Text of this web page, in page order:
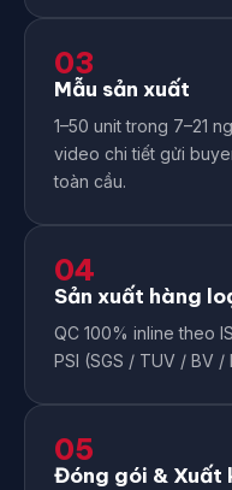
03
Mẫu sản xuất
1–50 unit trong 7–21
video chi tiết gửi
toàn cầu.
04
Sản xuất hàng
QC 100% inline theo
PSI (SGS / TUV / BV
05
Đóng gói & Xuất